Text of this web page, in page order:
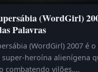
(WordGirl)
Palavras
(WordGirl) 2007 é o
super-heroína alienígena
combatendo vilões.…